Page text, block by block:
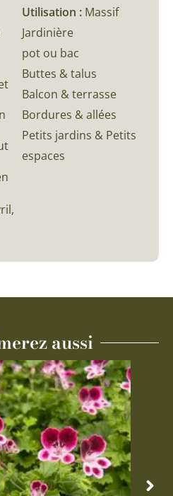
Utilisation : Massif
Jardinière
pot ou bac
Buttes & talus
Balcon & terrasse
Bordures & allées
Petits jardins & Petits
espaces
aussi